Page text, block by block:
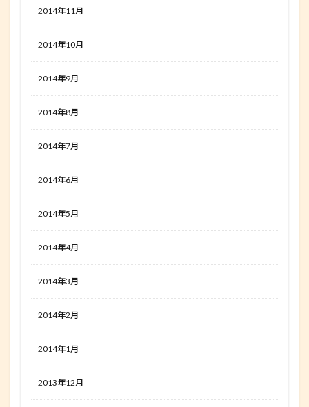
2014年11月
2014年10月
2014年9月
2014年8月
2014年7月
2014年6月
2014年5月
2014年4月
2014年3月
2014年2月
2014年1月
2013年12月